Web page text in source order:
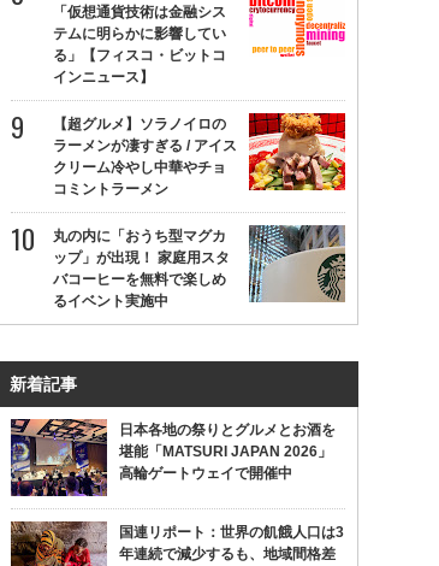
「仮想通貨技術は金融シス
テムに明らかに影響してい
る」【フィスコ・ビットコ
インニュース】
【超グルメ】ソラノイロの
ラーメンが凄すぎる / アイス
クリーム冷やし中華やチョ
コミントラーメン
丸の内に「おうち型マグカ
ップ」が出現！ 家庭用スタ
バコーヒーを無料で楽しめ
るイベント実施中
新着記事
日本各地の祭りとグルメとお酒を
堪能「MATSURI JAPAN 2026」
高輪ゲートウェイで開催中
国連リポート：世界の飢餓人口は3
年連続で減少するも、地域間格差